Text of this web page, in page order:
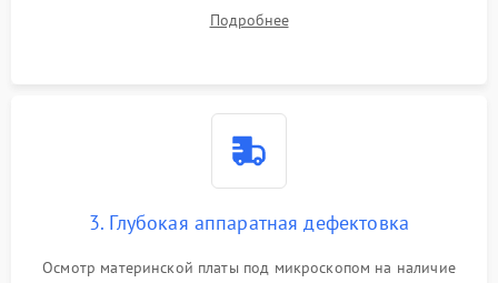
высохшей термопасты с кристаллов чипов.
Подробнее
3. Глубокая аппаратная дефектовка
Осмотр материнской платы под микроскопом на наличие